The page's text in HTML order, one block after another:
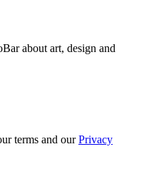
about art, design and
terms and ourPrivacy